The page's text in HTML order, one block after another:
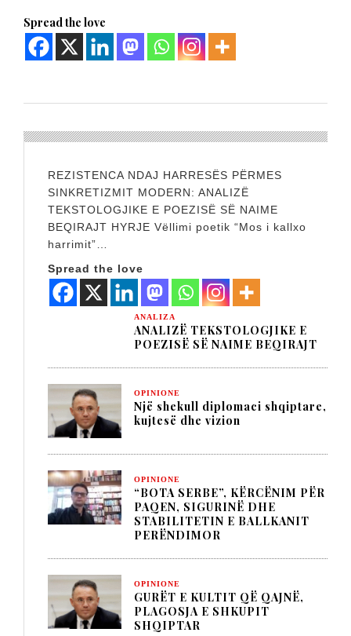
Spread the love
REZISTENCA NDAJ HARRESËS PËRMES
SINKRETIZMIT MODERN: ANALIZË
TEKSTOLOGJIKE E POEZISË SË NAIME
BEQIRAJT HYRJE Vëllimi poetik “Mos i kallxo
harrimit”…
Spread the love
ANALIZA
ANALIZË TEKSTOLOGJIKE E
POEZISË SË NAIME BEQIRAJT
OPINIONE
Një shekull diplomaci shqiptare,
kujtesë dhe vizion
OPINIONE
“BOTA SERBE”, KËRCËNIM PËR
PAQEN, SIGURINË DHE
STABILITETIN E BALLKANIT
PERËNDIMOR
OPINIONE
GURËT E KULTIT QË QAJNË,
PLAGOSJA E SHKUPIT
SHQIPTAR